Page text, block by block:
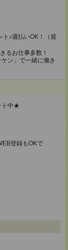
ト♪週払いOK！（規
るお仕事多数！
ン」で一緒に働き
ト中★
登録もOKで